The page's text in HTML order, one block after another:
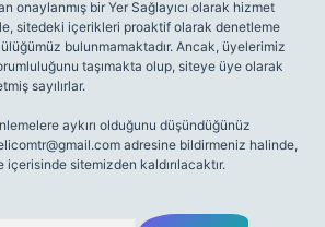
onaylanmış bir Yer Sağlayıcı olarak hizmet
sitedeki içerikleri proaktif olarak denetleme
bulunmamaktadır. Ancak, üyelerimiz
taşımakta olup, siteye üye olarak
sayılırlar.
aykırı olduğunu düşündüğünüz
adresine bildirmeniz halinde,
sitemizden kaldırılacaktır.